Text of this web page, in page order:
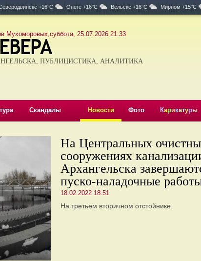
+16°C Онеге +16°C Вельске +16°C Мирном +15°C
Мухоморовых,суббота, 25.07.2026 21:33
ПУБЛИЦИСТИКА, АНАЛИТИКА
Скандалы Новости Фото Карикатуры
На Центральных
сооружениях
Архангельска
пуско-наладочные
18.02.2022 18:51
На третьем вторичном отстойнике.